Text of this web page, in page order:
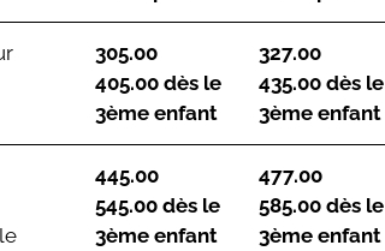
305.00
405.00 dès le
3ème enfant
327.00
435.00 dès le
3ème enfant
445.00
545.00 dès le
3ème enfant
477.00
585.00 dès le
3ème enfant